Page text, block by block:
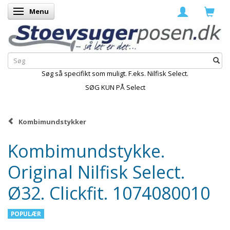
Skifte navigation
Menu
Søg så specifikt som muligt. F.eks. Nilfisk Select.
SØG KUN PÅ Select
Kombimundstykker
Kombimundstykke.
Original Nilfisk Select.
Ø32. Clickfit. 1074080010
POPULÆR